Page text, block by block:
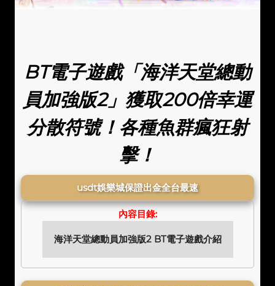
BT電子遊戲「海洋天堂總動
員加強版2」獲取200倍幸運
分散符號！各種魚群瘋狂射
擊！
usdt娛樂城保證出金全台最速
內容目錄:
海洋天堂總動員加強版2 BT電子遊戲介紹